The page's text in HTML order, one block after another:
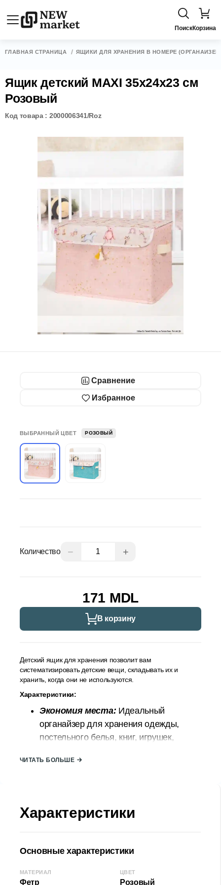
ПоискКорзина
ГЛАВНАЯ СТРАНИЦА ЯЩИКИ ДЛЯ ХРАНЕНИЯ В НОМЕРЕ
Ящик детский MAXI 35х24х23 см
Розовый
Код товара : 2000006341/Roz
Сравнение
Избранное
ВЫБРАННЫЙ ЦВЕТ РОЗОВЫЙ
Количество − +
171 MDL
В корзину
Детский ящик для хранения позволит вам
систематизировать детские вещи, складывать их и
хранить, когда они не используются.
Характеристики:
Экономия места: Идеальный
органайзер для хранения одежды,
постельного белья, книг, игрушек,
вещей, что очень удобно и практично.
полку в шкафу или пространство
Качественные материалы:
Органайзер изготовлен из
ЧИТАТЬ БОЛЬШЕ
Характеристики
Основные характеристики
МАТЕРИАЛ
Фетр
ЦВЕТ
Розовый